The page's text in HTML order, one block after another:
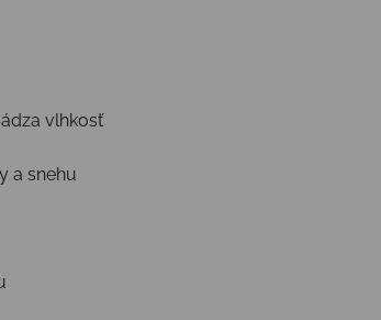
vlhkosť
a snehu